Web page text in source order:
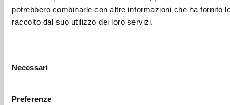
potrebbero combinarle con altre informazioni che ha fornito
raccolto dal suo utilizzo dei loro servizi.
delNecessari
Preferenze
Internazionalizzazione
Libro e lettura
Manifatturiero
Marginalità sociale